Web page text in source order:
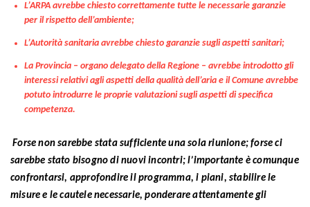
L’ARPA avrebbe chiesto correttamente tutte le necessarie garanzie
per il rispetto dell’ambiente;
L’Autorità sanitaria avrebbe chiesto garanzie sugli aspetti sanitari;
La Provincia – organo delegato della Regione – avrebbe introdotto gli
interessi relativi agli aspetti della qualità dell’aria e il Comune avrebbe
potuto introdurre le proprie valutazioni sugli aspetti di specifica
competenza.
Forse non sarebbe stata sufficiente una sola riunione; forse ci
sarebbe stato bisogno di nuovi incontri; l’importante è comunque
confrontarsi, approfondire il programma, i piani, stabilire le
misure e le cautele necessarie, ponderare attentamente gli